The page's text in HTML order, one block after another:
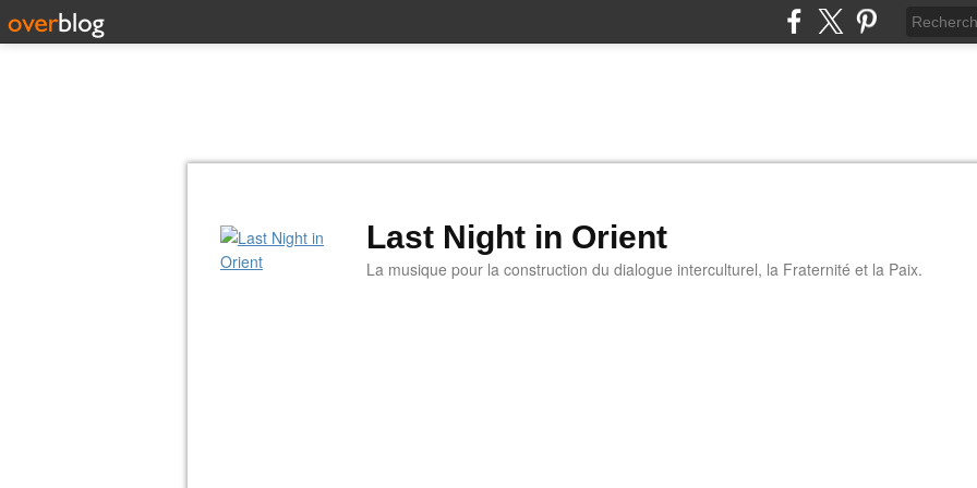
Last Night in Orient
La musique pour la construction du dialogue interculturel, la Fraternité et la Paix.